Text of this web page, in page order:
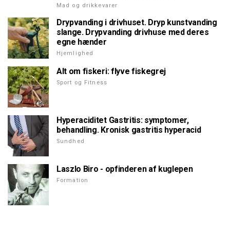
Mad og drikkevarer
Drypvanding i drivhuset. Dryp kunstvanding
slange. Drypvanding drivhuse med deres
egne hænder
Hjemlighed
Alt om fiskeri: flyve fiskegrej
Sport og Fitness
Hyperaciditet Gastritis: symptomer,
behandling. Kronisk gastritis hyperacid
Sundhed
Laszlo Biro - opfinderen af kuglepen
Formation